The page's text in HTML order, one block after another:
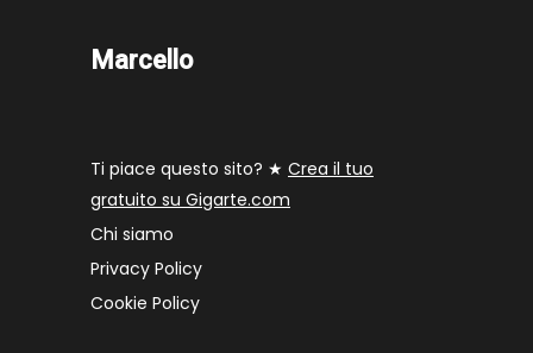
Marcello
Ti piace questo sito? ★ Crea il tuo
gratuito su Gigarte.com
Chi siamo
Privacy Policy
Cookie Policy